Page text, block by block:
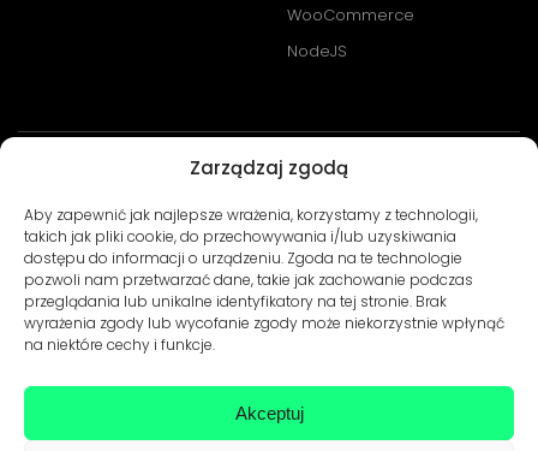
Zarządzaj zgodą
Aby zapewnić jak najlepsze wrażenia, korzystamy z technologii,
takich jak pliki cookie, do przechowywania i/lub uzyskiwania
dostępu do informacji o urządzeniu. Zgoda na te technologie
pozwoli nam przetwarzać dane, takie jak zachowanie podczas
przeglądania lub unikalne identyfikatory na tej stronie. Brak
wyrażenia zgody lub wycofanie zgody może niekorzystnie wpłynąć
na niektóre cechy i funkcje.
Akceptuj
WooCommerce
NodeJS
Polityka Prywatności